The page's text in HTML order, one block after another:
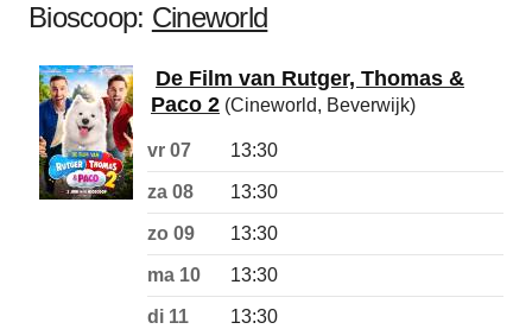
Bioscoop: Cineworld
De Film van Rutger, Thomas &
Paco 2 (Cineworld, Beverwijk)
vr 07 13:30
za 08 13:30
zo 09 13:30
ma 10 13:30
di 11 13:30